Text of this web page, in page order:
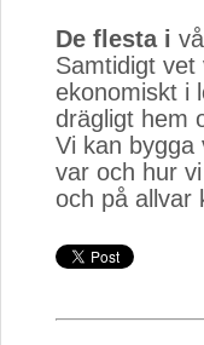
De flesta i
Samtidigt
ekonomiskt i
drägligt hem
Vi kan bygga
var och hur
och på allvar